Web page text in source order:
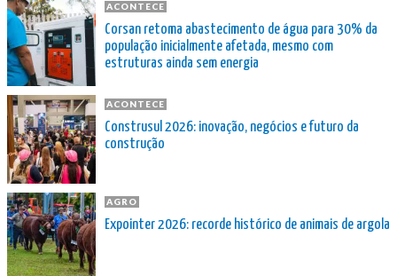
ACONTECE
Corsan retoma abastecimento de água para 30% da
população inicialmente afetada, mesmo com
estruturas ainda sem energia
ACONTECE
Construsul 2026: inovação, negócios e futuro da
construção
AGRO
Expointer 2026: recorde histórico de animais de argola